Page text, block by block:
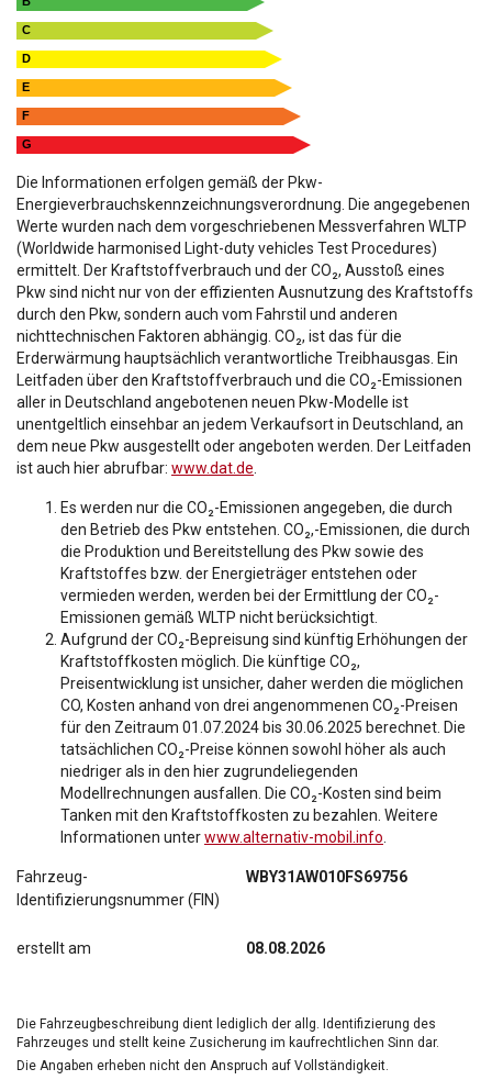
C
D
E
F
G
Die Informationen erfolgen gemäß der Pkw-
Energieverbrauchskennzeichnungsverordnung. Die angegebenen
Werte wurden nach dem vorgeschriebenen Messverfahren WLTP
(Worldwide harmonised Light-duty vehicles Test Procedures)
ermittelt. Der Kraftstoffverbrauch und der CO₂, Ausstoß eines
Pkw sind nicht nur von der effizienten Ausnutzung des Kraftstoffs
durch den Pkw, sondern auch vom Fahrstil und anderen
nichttechnischen Faktoren abhängig. CO₂, ist das für die
Erderwärmung hauptsächlich verantwortliche Treibhausgas. Ein
Leitfaden über den Kraftstoffverbrauch und die CO₂-Emissionen
aller in Deutschland angebotenen neuen Pkw-Modelle ist
unentgeltlich einsehbar an jedem Verkaufsort in Deutschland, an
dem neue Pkw ausgestellt oder angeboten werden. Der Leitfaden
ist auch hier abrufbar: www.dat.de.
Es werden nur die CO₂-Emissionen angegeben, die durch
den Betrieb des Pkw entstehen. CO₂,-Emissionen, die durch
die Produktion und Bereitstellung des Pkw sowie des
Kraftstoffes bzw. der Energieträger entstehen oder
vermieden werden, werden bei der Ermittlung der CO₂-
Emissionen gemäß WLTP nicht berücksichtigt.
Aufgrund der CO₂-Bepreisung sind künftig Erhöhungen der
Kraftstoffkosten möglich. Die künftige CO₂,
Preisentwicklung ist unsicher, daher werden die möglichen
CO, Kosten anhand von drei angenommenen CO₂-Preisen
für den Zeitraum 01.07.2024 bis 30.06.2025 berechnet. Die
tatsächlichen CO₂-Preise können sowohl höher als auch
niedriger als in den hier zugrundeliegenden
Modellrechnungen ausfallen. Die CO₂-Kosten sind beim
Tanken mit den Kraftstoffkosten zu bezahlen. Weitere
Informationen unterwww.alternativ-mobil.info.
Fahrzeug-
Identifizierungsnummer (FIN)
WBY31AW010FS69756
erstellt am 08.08.2026
Die Fahrzeugbeschreibung dient lediglich der allg. Identifizierung des
Fahrzeuges und stellt keine Zusicherung im kaufrechtlichen Sinn dar.
Die Angaben erheben nicht den Anspruch auf Vollständigkeit.